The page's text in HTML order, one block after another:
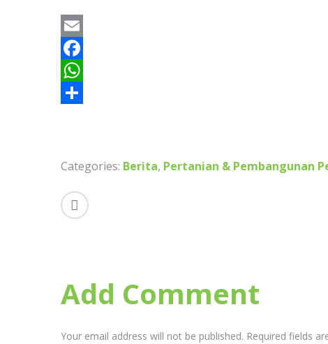
E
m
a
F
a
b
o
W
t
A
a
e
Categories: Berita, Pertanian & Pembangunan
Add Comment
Your email address will not be published. Required fields